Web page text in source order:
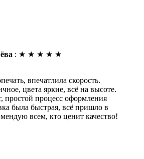
: ★ ★ ★ ★ ★
впечатлила скорость.
цвета яркие, всё на высоте.
простой процесс оформления
была быстрая, всё пришло в
всем, кто ценит качество!